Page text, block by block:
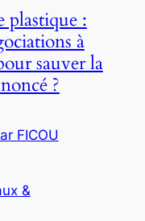
plastique :
à
sauver la
?
FICOU
&